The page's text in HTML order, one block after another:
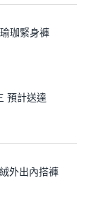
珈緊身褲
預計送達
外出內搭褲